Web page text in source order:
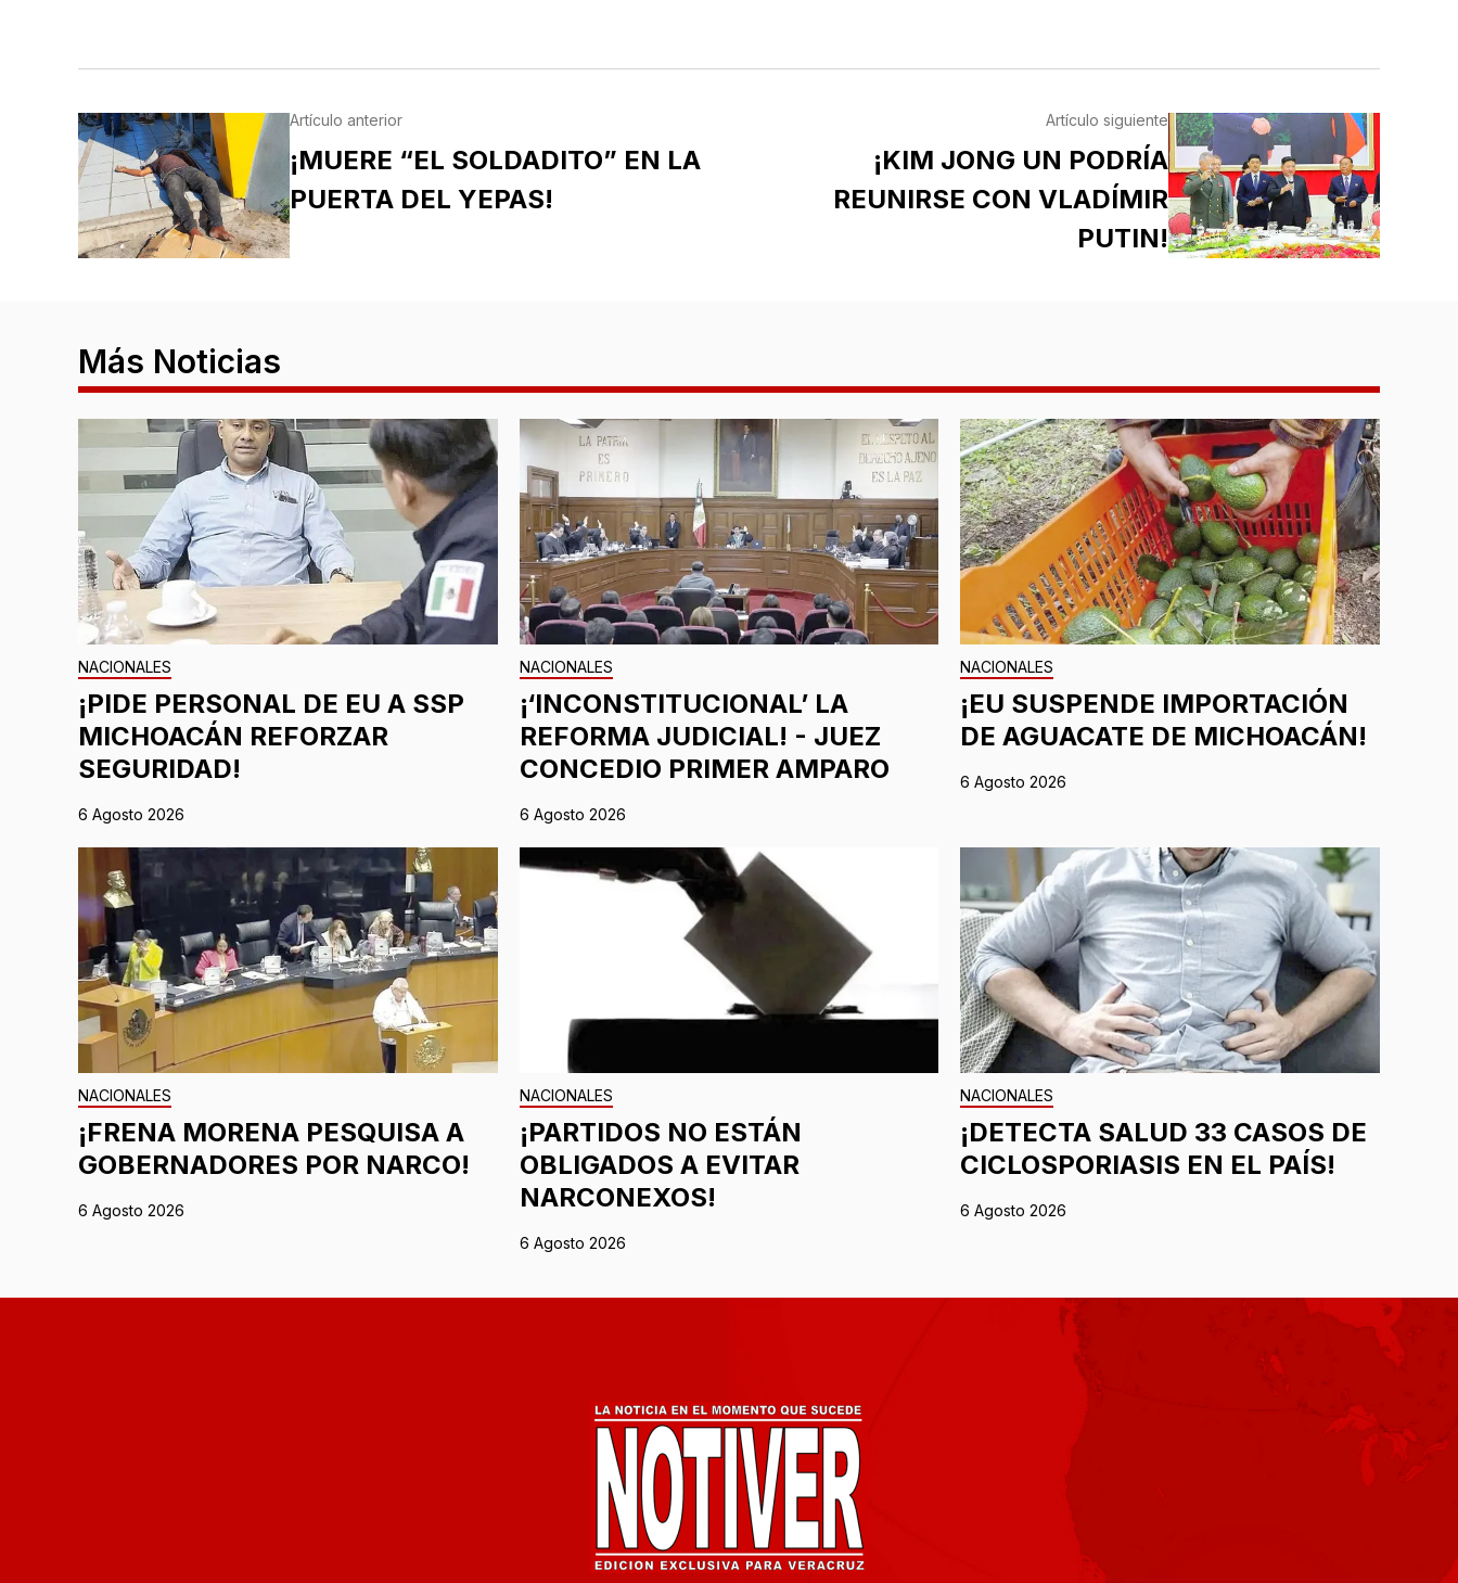
Artículo anterior
¡MUERE “EL SOLDADITO” EN LA
PUERTA DEL YEPAS!
Artículo siguiente
¡KIM JONG UN PODRÍA
REUNIRSE CON VLADÍMIR
PUTIN!
Más Noticias
NACIONALES
¡PIDE PERSONAL DE EU A SSP
MICHOACÁN REFORZAR
SEGURIDAD!
6 Agosto 2026
NACIONALES
¡‘INCONSTITUCIONAL’ LA
REFORMA JUDICIAL! - JUEZ
CONCEDIO PRIMER AMPARO
6 Agosto 2026
NACIONALES
¡EU SUSPENDE IMPORTACIÓN
DE AGUACATE DE MICHOACÁN!
6 Agosto 2026
NACIONALES
¡FRENA MORENA PESQUISA A
GOBERNADORES POR NARCO!
6 Agosto 2026
NACIONALES
¡PARTIDOS NO ESTÁN
OBLIGADOS A EVITAR
NARCONEXOS!
6 Agosto 2026
NACIONALES
¡DETECTA SALUD 33 CASOS DE
CICLOSPORIASIS EN EL PAÍS!
6 Agosto 2026